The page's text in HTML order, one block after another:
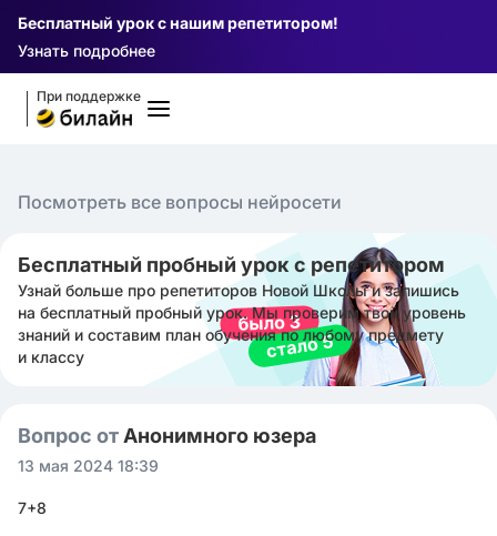
Бесплатный урок с нашим репетитором!
Узнать подробнее
При поддержке
Посмотреть все вопросы нейросети
Бесплатный пробный урок с репетитором
Узнай больше про репетиторов Новой Школы и запишись
на бесплатный пробный урок. Мы проверим твой уровень
знаний и составим план обучения по любому предмету
и классу
Вопрос от Анонимного юзера
13 мая 2024 18:39
7+8